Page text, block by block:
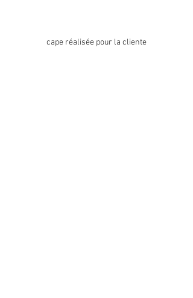
cape réalisée pour la cliente